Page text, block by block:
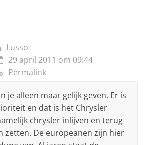
Lusso
29 april 2011 om 09:44
Permalink
je alleen maar gelijk geven. Er is
en dat is het Chrysler
chrysler inlijven en terug
zetten. De europeanen zijn hier